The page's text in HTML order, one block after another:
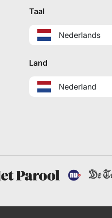
Taal
Nederlands
Land
Nederland